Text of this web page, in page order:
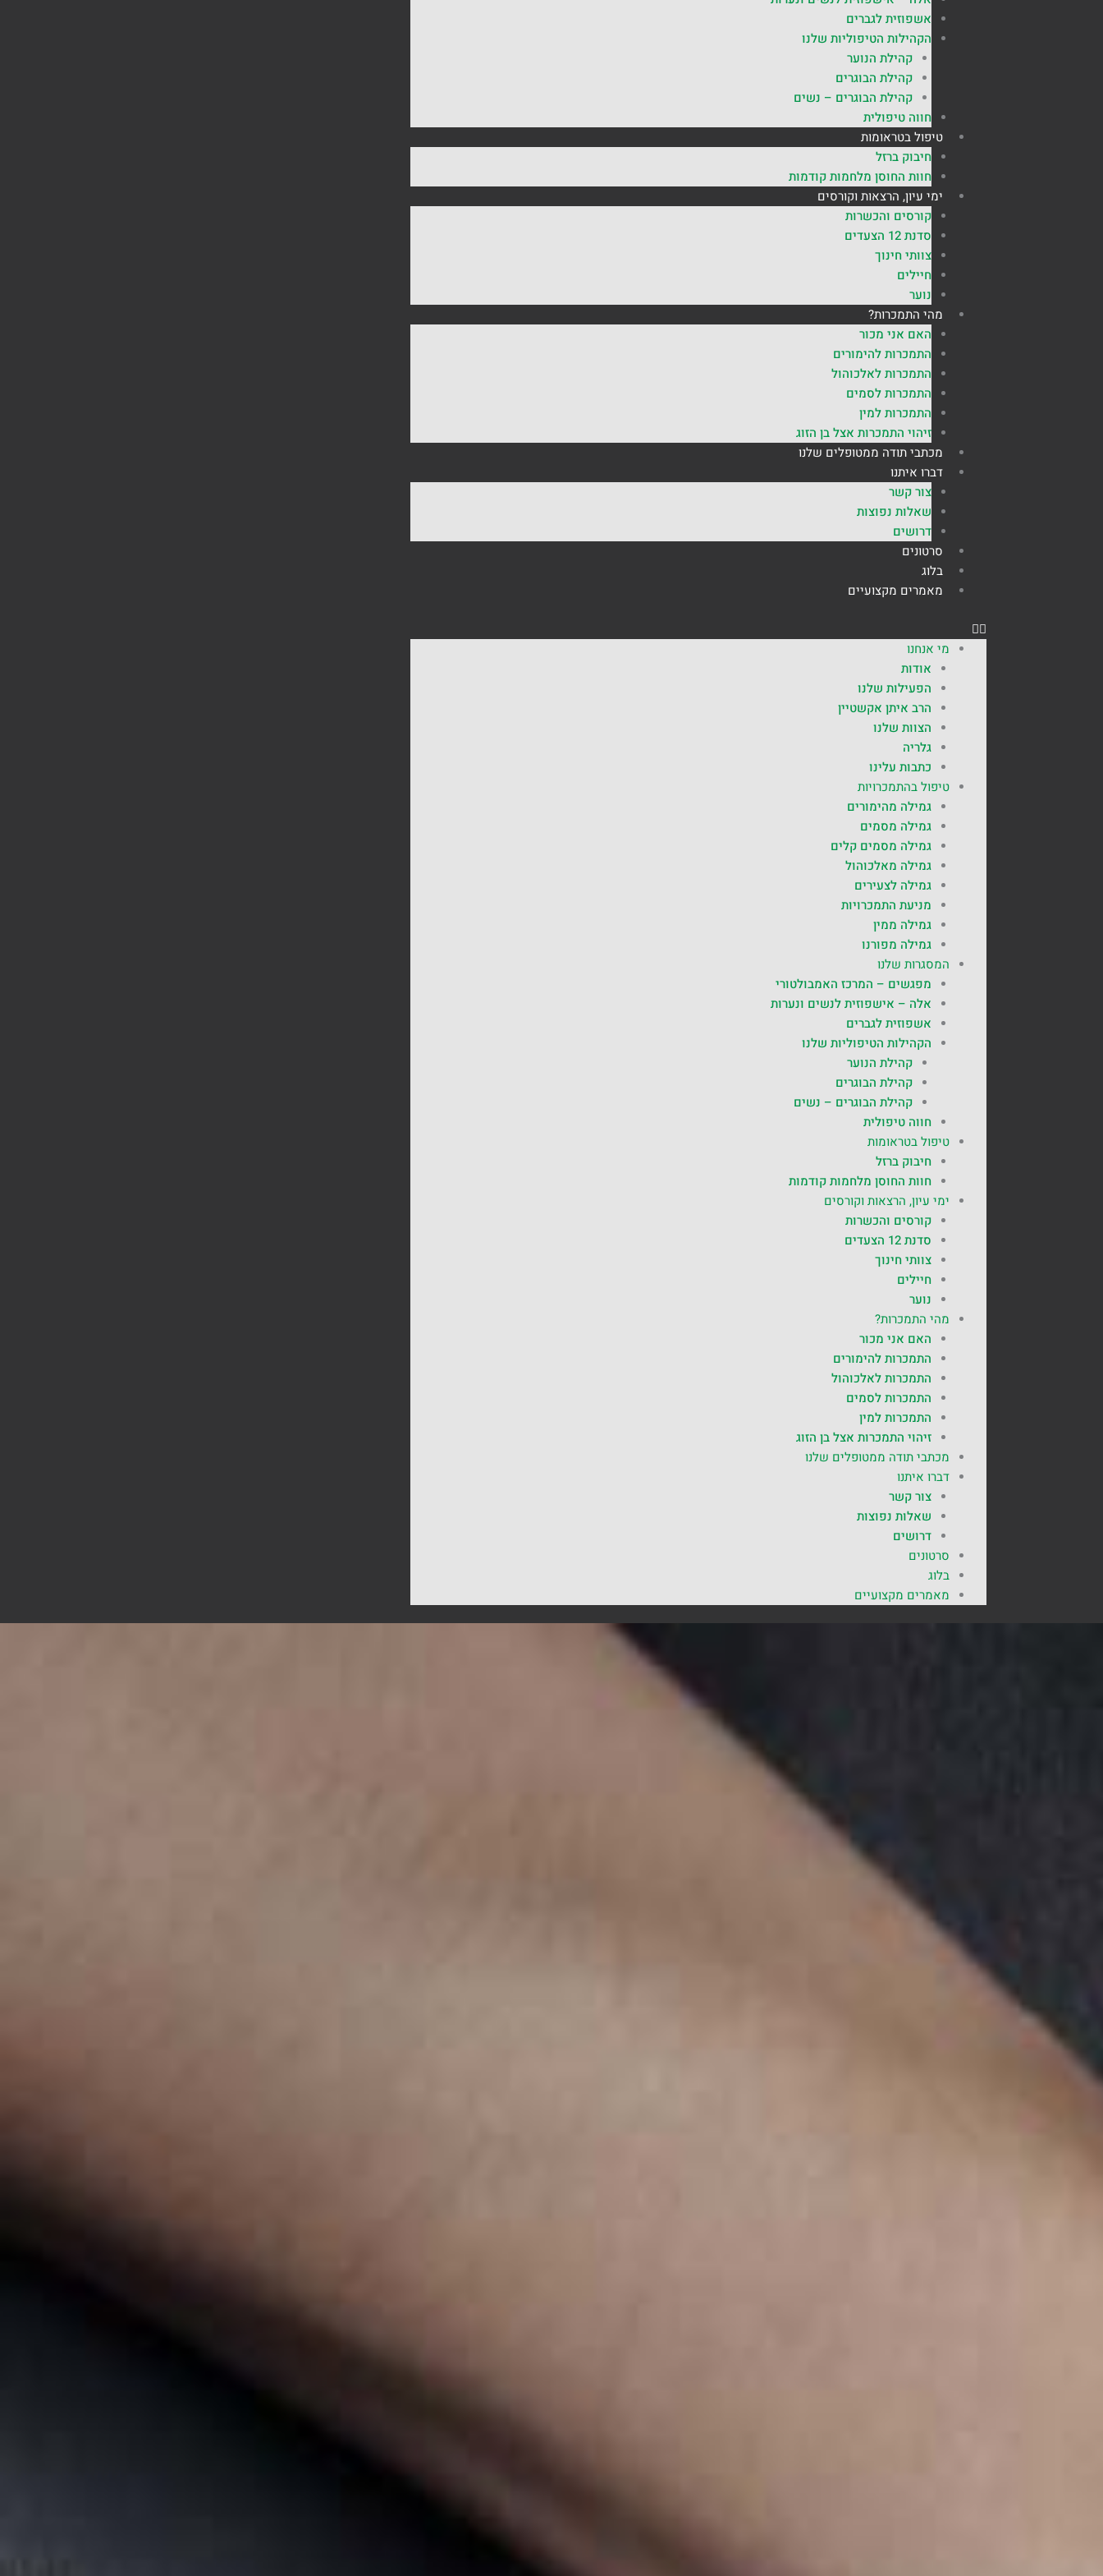
אשפוזית לגברים
הקהילות הטיפוליות שלנו
קהילת הנוער
קהילת הבוגרים
קהילת הבוגרים – נשים
חווה טיפולית
טיפול בטראומות
חיבוק ברזל
חוות החוסן מלחמות קודמות
ימי עיון, הרצאות וקורסים
קורסים והכשרות
סדנת 12 הצעדים
צוותי חינוך
חיילים
נוער
מהי התמכרות?
האם אני מכור
התמכרות להימורים
התמכרות לאלכוהול
התמכרות לסמים
התמכרות למין
זיהוי התמכרות אצל בן הזוג
מכתבי תודה ממטופלים שלנו
דברו איתנו
צור קשר
שאלות נפוצות
דרושים
סרטונים
בלוג
מאמרים מקצועיים
מי אנחנו
אודות
הפעילות שלנו
הרב איתן אקשטיין
הצוות שלנו
גלריה
כתבות עלינו
טיפול בהתמכרויות
גמילה מהימורים
גמילה מסמים
גמילה מסמים קלים
גמילה מאלכוהול
גמילה לצעירים
מניעת התמכרויות
גמילה ממין
גמילה מפורנו
המסגרות שלנו
מפגשים – המרכז האמבולטורי
אלה – אישפוזית לנשים ונערות
אשפוזית לגברים
הקהילות הטיפוליות שלנו
קהילת הנוער
קהילת הבוגרים
קהילת הבוגרים – נשים
חווה טיפולית
טיפול בטראומות
חיבוק ברזל
חוות החוסן מלחמות קודמות
ימי עיון, הרצאות וקורסים
קורסים והכשרות
סדנת 12 הצעדים
צוותי חינוך
חיילים
נוער
מהי התמכרות?
האם אני מכור
התמכרות להימורים
התמכרות לאלכוהול
התמכרות לסמים
התמכרות למין
זיהוי התמכרות אצל בן הזוג
מכתבי תודה ממטופלים שלנו
דברו איתנו
צור קשר
שאלות נפוצות
דרושים
סרטונים
בלוג
מאמרים מקצועיים